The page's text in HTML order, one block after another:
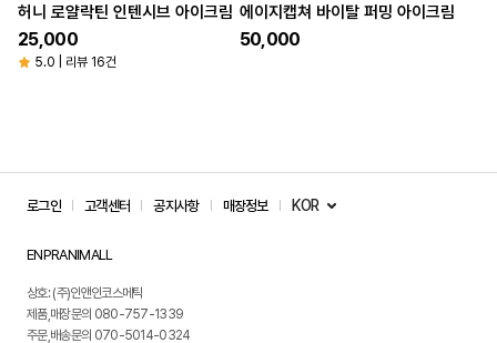
허니 로얄락틴 인텐시브 아이크림
25,000
5.0 | 리뷰 16건
에이지캡쳐 바이탈 퍼밍 아이크림
50,000
로그인 고객센터 공지사항 매장정보 KOR
ENPRANIMALL
상호: (주)인앤인코스메틱
제품,매장문의 080-757-1339
주문,배송문의 070-5014-0324